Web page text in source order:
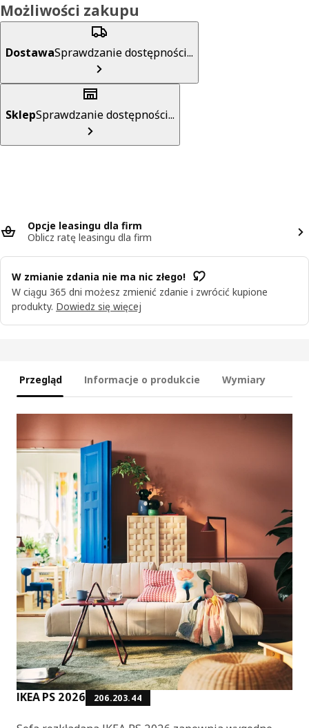
Możliwości zakupu
DostawaSprawdzanie dostępności...
SklepSprawdzanie dostępności...
Opcje leasingu dla firm
Oblicz ratę leasingu dla firm
W zmianie zdania nie ma nic złego!
W ciągu 365 dni możesz zmienić zdanie i zwrócić kupione
produkty. Dowiedz się więcej
Przegląd Informacje o produkcie Wymiary
IKEA PS 2026 206.203.44